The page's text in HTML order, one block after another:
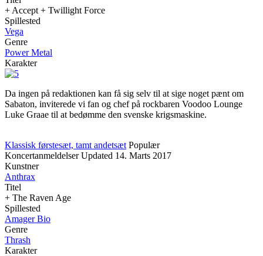
+ Accept + Twillight Force
Spillested
Vega
Genre
Power Metal
Karakter
Da ingen på redaktionen kan få sig selv til at sige noget pænt om
Sabaton, inviterede vi fan og chef på rockbaren Voodoo Lounge
Luke Graae til at bedømme den svenske krigsmaskine.
Klassisk førstesæt, tamt andetsæt Populær
Koncertanmeldelser Updated 14. Marts 2017
Kunstner
Anthrax
Titel
+ The Raven Age
Spillested
Amager Bio
Genre
Thrash
Karakter